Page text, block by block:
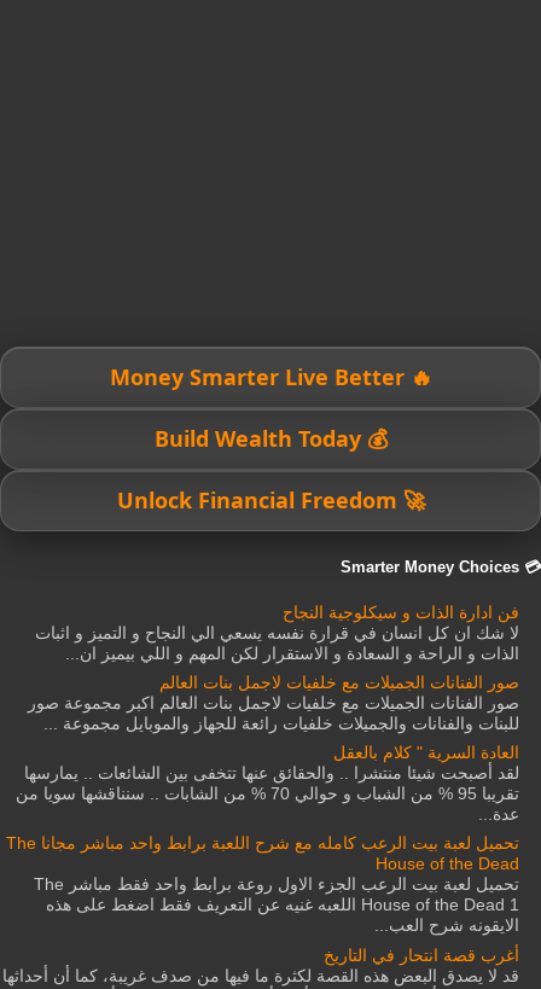
🔥 Money Smarter Live Better
💰 Build Wealth Today
🚀 Unlock Financial Freedom
💳 Smarter Money Choices
فن ادارة الذات و سيكلوجية النجاح
لا شك ان كل انسان في قرارة نفسه يسعي الي النجاح و التميز و اثبات
الذات و الراحة و السعادة و الاستقرار لكن المهم و اللي بيميز ان...
صور الفنانات الجميلات مع خلفيات لاجمل بنات العالم
صور الفنانات الجميلات مع خلفيات لاجمل بنات العالم اكبر مجموعة صور
للبنات والفنانات والجميلات خلفيات رائعة للجهاز والموبايل مجموعة ...
العادة السرية " كلام بالعقل
لقد أصبحت شيئا منتشرا .. والحقائق عنها تتخفى بين الشائعات .. يمارسها
تقريبا 95 % من الشباب و حوالي 70 % من الشابات .. سنناقشها سويا من
عدة...
تحميل لعبة بيت الرعب كامله مع شرح اللعبة برابط واحد مباشر مجانا The
House of the Dead
تحميل لعبة بيت الرعب الجزء الاول روعة برابط واحد فقط مباشر The
House of the Dead 1 اللعبه غنيه عن التعريف فقط اضغط على هذه
الايقونه شرح العب...
أغرب قصة انتحار في التاريخ
قد لا يصدق البعض هذه القصة لكثرة ما فيها من صدف غريبة، كما أن أحداثها